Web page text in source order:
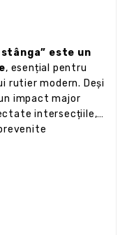
este un
, esențial pentru
rutier modern. Deși
impact major
intersecțiile,